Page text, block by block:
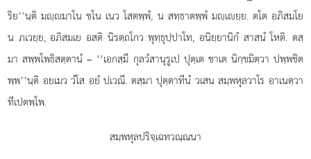
ริย’’นฺติ มฺมาโน ชโน เนว โสตพฺพํ, น สทฺธาตพฺพํ มฺเยฺย. ตโต อภิสมโย
น ภเวยฺย, อภิสมเย อสติ นิรตฺถโกว พุทฺธุปฺปาโท, อนิยฺยานิกํ สาสนํ โหติ. ตสฺ
มา สพฺพโพธิสตฺตานํ – ‘‘เอกสฺมึ กุลวํสานุรูเป ปุตฺเต ชาเต นิกฺขมิตฺวา ปพฺพชิต
พฺพ’’นฺติ อยเมว วํโส อยํ ปเวณี. ตสฺมา ปุตฺตาทีนํ วเสน สมฺพหุลวาโร อาเนตฺวา
ทีเปตพฺโพ.
สมฺพหุลปริจฺเฉทวณฺณนา